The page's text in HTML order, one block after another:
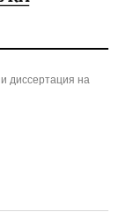
диссертация на